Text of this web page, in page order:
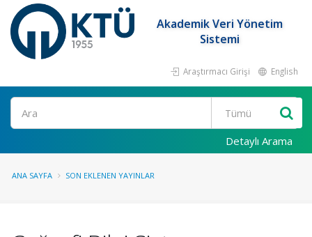
Akademik Veri Yönetim
Sistemi
Araştırmacı Girişi English
Ara
Detaylı Arama
ANA SAYFA SON EKLENEN YAYINLAR